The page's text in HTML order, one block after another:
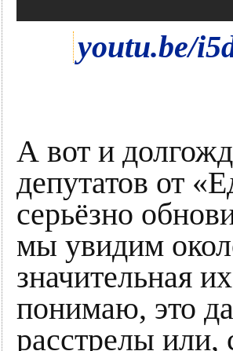
youtu.be/
А вот и
депутатов от
серьёзно
мы увидим
значительная
понимаю, это
расстрелы или,